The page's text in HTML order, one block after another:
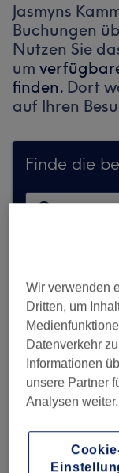
Jasmyns
Buchungen
Nutzen Sie
um
finden. Dort
auf Ihren
Finde die
Mehr Salons
Beliebte
Damen -
Glossing &
1 Std. 15 Min.
Wir verwenden
Dritten, um
Datenverkehr
Informationen
unsere Partner
Analysen weiter.